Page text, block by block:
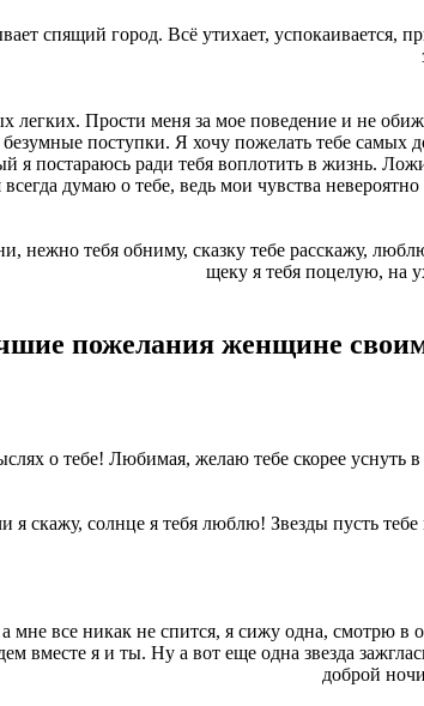
спящий город. Всё утихает,
Прости меня за мое поведение и не
поступки. Я хочу пожелать тебе
я постараюсь ради тебя воплотить в жизнь.
всегда думаю о тебе, ведь мои чувства
нежно тебя обниму, сказку тебе расскажу,
щеку я тебя поцелую, на
пожелания женщине
о тебе! Любимая, желаю тебе скорее
я скажу, солнце я тебя люблю! Звезды пусть
все никак не спится, я сижу одна, смотрю в
вместе я и ты. Ну а вот еще одна звезда
доброй